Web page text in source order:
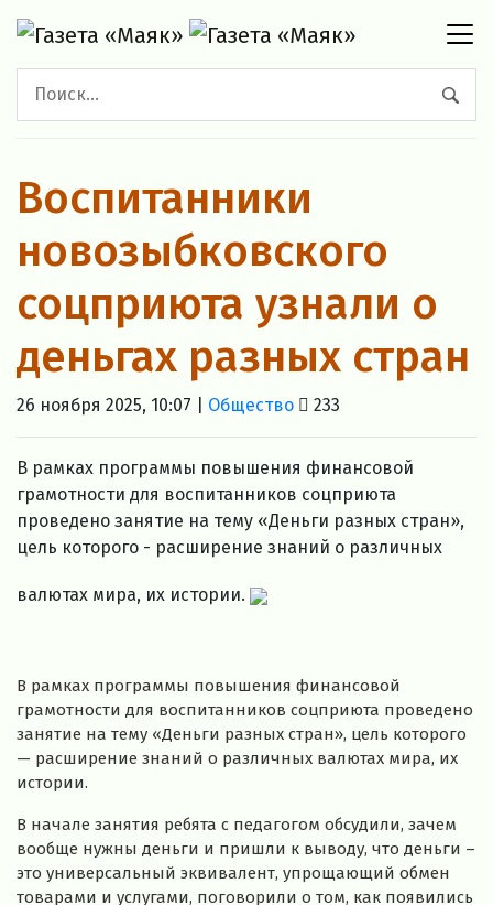
Воспитанники
новозыбковского
соцприюта узнали о
деньгах разных стран
26 ноября 2025, 10:07 | Общество 233
В рамках программы повышения финансовой
грамотности для воспитанников соцприюта
проведено занятие на тему «Деньги разных стран»,
цель которого - расширение знаний о различных
валютах мира, их истории.
В рамках программы повышения финансовой
грамотности для воспитанников соцприюта проведено
занятие на тему «Деньги разных стран», цель которого
— расширение знаний о различных валютах мира, их
истории.
В начале занятия ребята с педагогом обсудили, зачем
вообще нужны деньги и пришли к выводу, что деньги –
это универсальный эквивалент, упрощающий обмен
товарами и услугами, поговорили о том, как появились